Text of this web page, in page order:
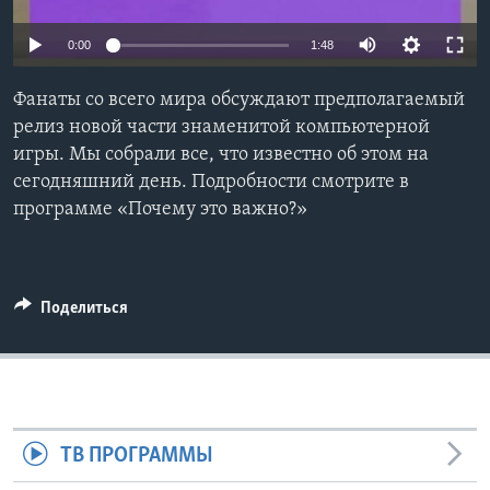
Learning English
СОЦИАЛЬНЫЕ СЕТИ
Языки
0:00 1:48
Фанаты со всего мира обсуждают предполагаемый
релиз новой части знаменитой компьютерной
игры. Мы собрали все, что известно об этом на
сегодняшний день. Подробности смотрите в
программе «Почему это важно?»
Поделиться
ТВ ПРОГРАММЫ